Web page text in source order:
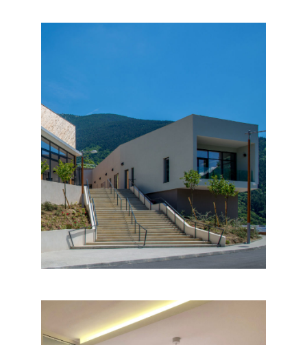
CENTRE THERMAL DE
BERTHEMONT-LES-BAINS
Equipements